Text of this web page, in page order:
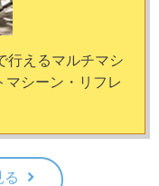
行えるマルチマシ
マシーン・リフレ
る